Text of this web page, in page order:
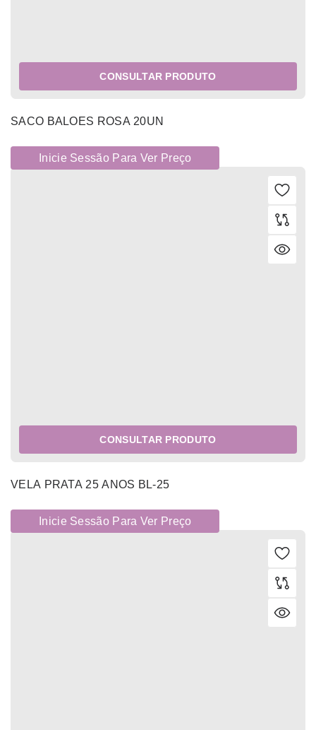
CONSULTAR PRODUTO
SACO BALOES ROSA 20UN
Inicie Sessão Para Ver Preço
CONSULTAR PRODUTO
VELA PRATA 25 ANOS BL-25
Inicie Sessão Para Ver Preço